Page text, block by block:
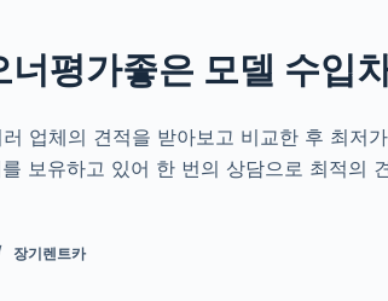
너평가좋은 모델 수입
업체의 견적을 받아보고 비교한 후 최저
보유하고 있어 한 번의 상담으로 최적의
장기렌트카